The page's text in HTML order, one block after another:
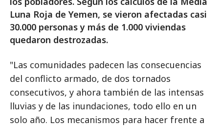
Luna Roja de Yemen, se vieron afectadas casi
30.000 personas y más de 1.000 viviendas
quedaron destrozadas.
"Las comunidades padecen las consecuencias
del conflicto armado, de dos tornados
consecutivos, y ahora también de las intensas
lluvias y de las inundaciones, todo ello en un
solo año. Los mecanismos para hacer frente a